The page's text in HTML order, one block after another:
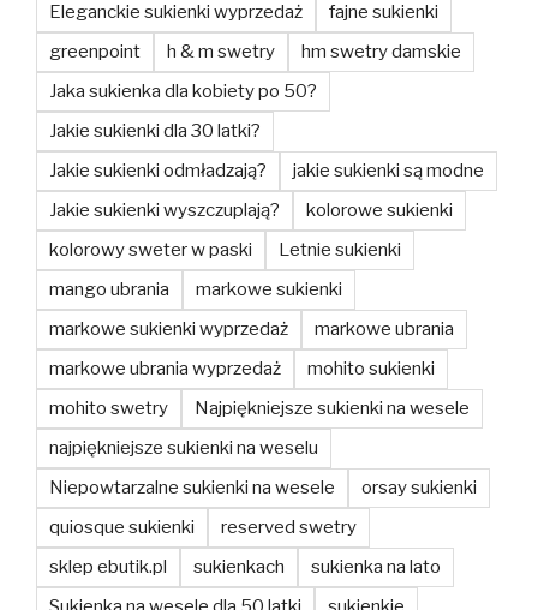
Eleganckie sukienki wyprzedaż
fajne sukienki
greenpoint
h & m swetry
hm swetry damskie
Jaka sukienka dla kobiety po 50?
Jakie sukienki dla 30 latki?
Jakie sukienki odmładzają?
jakie sukienki są modne
Jakie sukienki wyszczuplają?
kolorowe sukienki
kolorowy sweter w paski
Letnie sukienki
mango ubrania
markowe sukienki
markowe sukienki wyprzedaż
markowe ubrania
markowe ubrania wyprzedaż
mohito sukienki
mohito swetry
Najpiękniejsze sukienki na wesele
najpiękniejsze sukienki na weselu
Niepowtarzalne sukienki na wesele
orsay sukienki
quiosque sukienki
reserved swetry
sklep ebutik.pl
sukienkach
sukienka na lato